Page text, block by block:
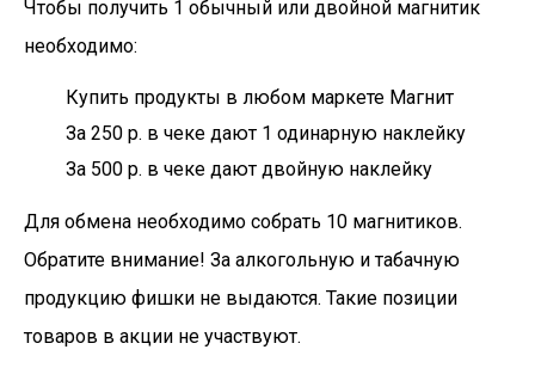
Чтобы получить 1 обычный или двойной магнитик
необходимо:
Купить продукты в любом маркете Магнит
За 250 р. в чеке дают 1 одинарную наклейку
За 500 р. в чеке дают двойную наклейку
Для обмена необходимо собрать 10 магнитиков.
Обратите внимание! За алкогольную и табачную
продукцию фишки не выдаются. Такие позиции
товаров в акции не участвуют.